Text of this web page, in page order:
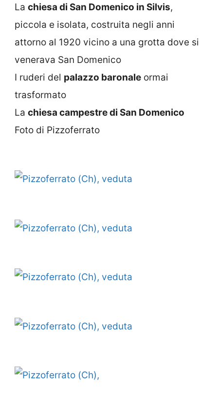
La chiesa di San Domenico in Silvis,
piccola e isolata, costruita negli anni
attorno al 1920 vicino a una grotta dove si
venerava San Domenico
I ruderi del palazzo baronale ormai
trasformato
La chiesa campestre di San Domenico
Foto di Pizzoferrato